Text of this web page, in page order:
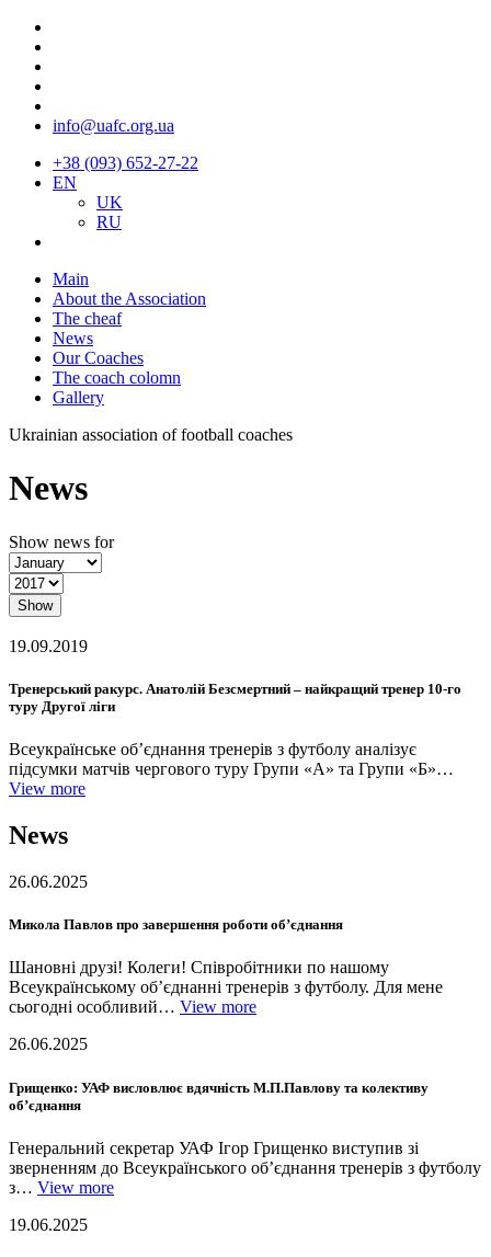
info@uafc.org.ua
+38 (093) 652-27-22
EN
UK
RU
Main
About the Association
The cheaf
News
Our Coaches
The coach colomn
Gallery
Ukrainian association of football coaches
News
Show news for
Show
19.09.2019
Тренерський ракурс. Анатолій Безсмертний – найкращий тренер 10-го
туру Другої ліги
Всеукраїнське об’єднання тренерів з футболу аналізує
підсумки матчів чергового туру Групи «А» та Групи «Б»…
View more
News
26.06.2025
Микола Павлов про завершення роботи об’єднання
Шановні друзі! Колеги! Співробітники по нашому
Всеукраїнському об’єднанні тренерів з футболу. Для мене
сьогодні особливий… View more
26.06.2025
Грищенко: УАФ висловлює вдячність М.П.Павлову та колективу
об’єднання
Генеральний секретар УАФ Ігор Грищенко виступив зі
зверненням до Всеукраїнського об’єднання тренерів з футболу
з… View more
19.06.2025